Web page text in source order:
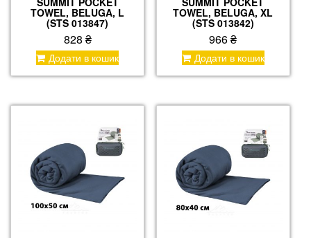
TOWEL, BELUGA, L
(STS 013847)
828 ₴
Додати в кошик
TOWEL, BELUGA, XL
(STS 013842)
966₴
Додати в кошик